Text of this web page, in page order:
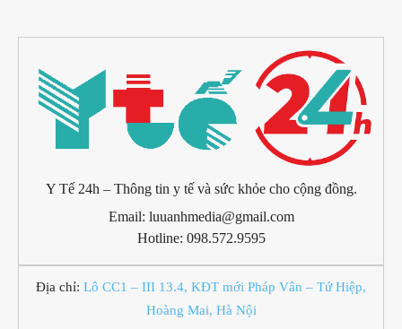
Y Tế 24h – Thông tin y tế và sức khỏe cho cộng đồng.
Email: luuanhmedia@gmail.com
Hotline: 098.572.9595
Địa chỉ: Lô CC1 – III 13.4, KĐT mới Pháp Vân – Tứ Hiệp,
Hoàng Mai, Hà Nội